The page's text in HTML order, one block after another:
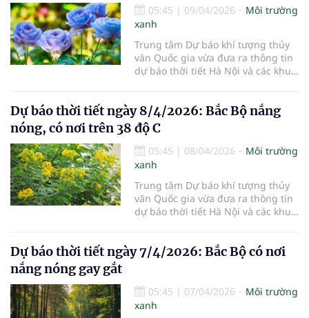
05:45 | 09/04/2026
Môi trường
xanh
Trung tâm Dự báo khí tượng thủy
văn Quốc gia vừa đưa ra thông tin
dự báo thời tiết Hà Nội và các khu
Dự báo thời tiết ngày 8/4/2026: Bắc Bộ nắng
nóng, có nơi trên 38 độ C
05:45 | 08/04/2026
Môi trường
xanh
Trung tâm Dự báo khí tượng thủy
văn Quốc gia vừa đưa ra thông tin
dự báo thời tiết Hà Nội và các khu
Dự báo thời tiết ngày 7/4/2026: Bắc Bộ có nơi
nắng nóng gay gắt
05:45 | 07/04/2026
Môi trường
xanh